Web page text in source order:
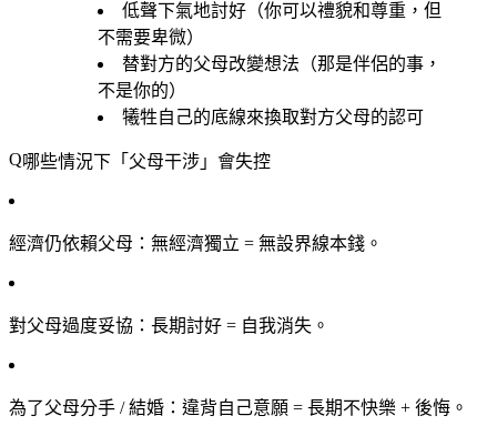
低聲下氣地討好（你可以禮貌和尊重，但
不需要卑微）
替對方的父母改變想法（那是伴侶的事，
不是你的）
犧牲自己的底線來換取對方父母的認可
哪些情況下「父母干涉」會失控
經濟仍依賴父母 ：無經濟獨立 = 無設界線本錢。
對父母過度妥協 ：長期討好 = 自我消失。
為了父母分手 / 結婚 ：違背自己意願 = 長期不快樂 + 後悔。